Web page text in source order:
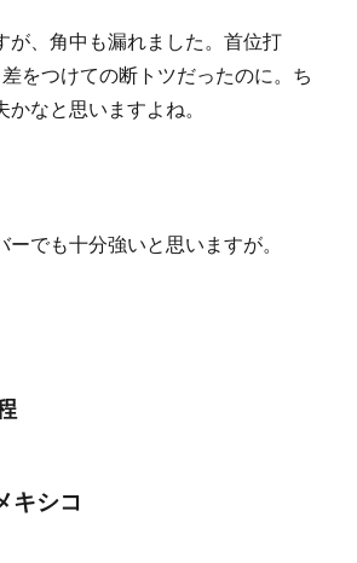
が、角中も漏れました。首位打
をつけての断トツだったのに。ち
かなと思いますよね。
ーでも十分強いと思いますが。
キシコ